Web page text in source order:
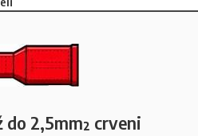
do 2,5mm² crveni